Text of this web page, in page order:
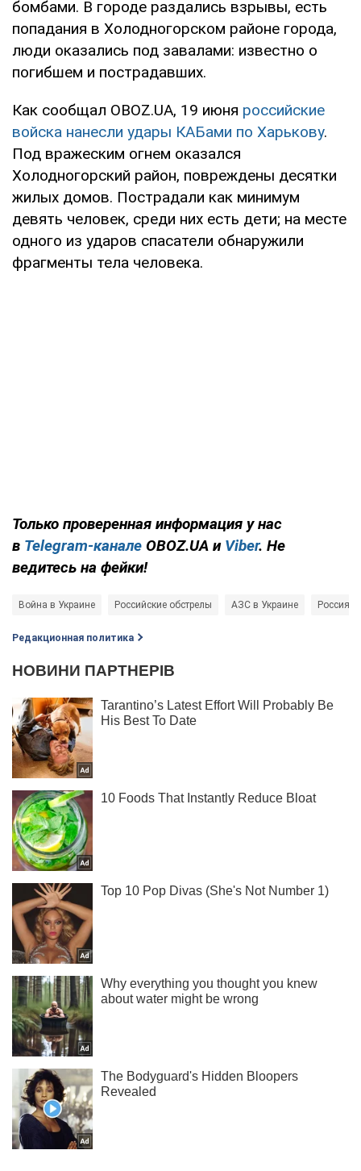
бомбами. В городе раздались взрывы, есть
попадания в Холодногорском районе города,
люди оказались под завалами: известно о
погибшем и пострадавших.
Как сообщал OBOZ.UA, 19 июня российские
войска нанесли удары КАБами по Харькову.
Под вражеским огнем оказался
Холодногорский район, повреждены десятки
жилых домов. Пострадали как минимум
девять человек, среди них есть дети; на месте
одного из ударов спасатели обнаружили
фрагменты тела человека.
Только проверенная информация у нас
в Telegram-канале OBOZ.UA и Viber. Не
ведитесь на фейки!
Война в Украине Российские обстрелы АЗС в Украине Россия -
Редакционная политика